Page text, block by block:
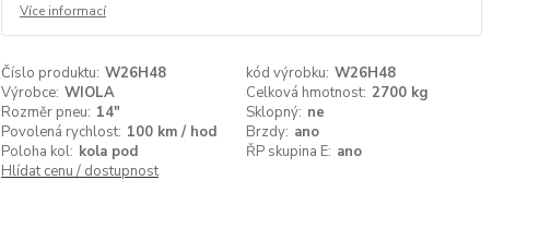
Více informací
Číslo produktu: W26H48 kód výrobku: W26H48
Výrobce: WIOLA Celková hmotnost: 2700 kg
Rozměr pneu: 14" Sklopný: ne
Povolená rychlost: 100 km / hod Brzdy: ano
Poloha kol: kola pod ŘP skupina E: ano
Hlídat cenu / dostupnost